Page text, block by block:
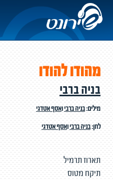
מהודו להודו
בניה ברבי
מילים:בניה ברביואסף אטדגי
לחן:בניה ברביואסף אטדגי
תארוז תרמיל
תיקח מטוס